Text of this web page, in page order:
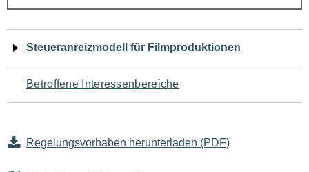
Navigation
für
den
Seiteninhalt
Steueranreizmodell für Filmproduktionen
Betroffene Interessenbereiche
Regelungsvorhaben herunterladen (PDF)